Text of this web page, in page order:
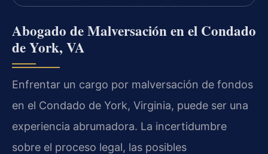
Abogado de Malversación en el Condado
de York, VA
Enfrentar un cargo por malversación de fondos
en el Condado de York, Virginia, puede ser una
experiencia abrumadora. La incertidumbre
sobre el proceso legal, las posibles